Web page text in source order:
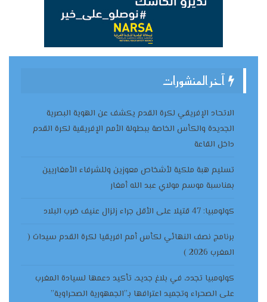
آخر المنشورات
الاتحاد الإفريقي لكرة القدم يكشف عن الهوية البصرية
الجديدة والكأس الخاصة ببطولة الأمم الإفريقية لكرة القدم
داخل القاعة
تسليم هبة ملكية لأشخاص معوزين وللشرفاء الأمغاريين
بمناسبة موسم مولاي عبد الله أمغار
كولومبيا: 47 قتيلا على الأقل جراء زلزال عنيف ضرب البلاد
برنامج نصف النهائي لكأس أمم افريقيا لكرة القدم سيدات (
المغرب 2026 )
كولومبيا تجدد، في بلاغ جديد، تأكيد دعمها لسيادة المغرب
على الصحراء وتجميد اعترافها بـ”الجمهورية الصحراوية”